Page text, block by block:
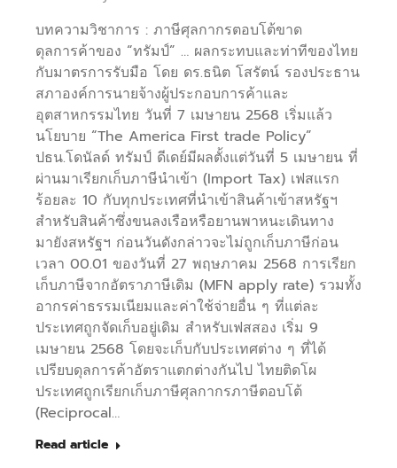
บทความวิชาการ : ภาษีศุลกากรตอบโต้ขาด
ดุลการค้าของ “ทรัมป์” … ผลกระทบและท่าทีของไทย
กับมาตรการรับมือ โดย ดร.ธนิต โสรัตน์ รองประธาน
สภาองค์การนายจ้างผู้ประกอบการค้าและ
อุตสาหกรรมไทย วันที่ 7 เมษายน 2568 เริ่มแล้ว
นโยบาย “The America First trade Policy”
ปธน.โดนัลด์ ทรัมป์ ดีเดย์มีผลตั้งแต่วันที่ 5 เมษายน ที่
ผ่านมาเรียกเก็บภาษีนำเข้า (Import Tax) เฟสแรก
ร้อยละ 10 กับทุกประเทศที่นำเข้าสินค้าเข้าสหรัฐฯ
สำหรับสินค้าซึ่งขนลงเรือหรือยานพาหนะเดินทาง
มายังสหรัฐฯ ก่อนวันดังกล่าวจะไม่ถูกเก็บภาษีก่อน
เวลา 00.01 ของวันที่ 27 พฤษภาคม 2568 การเรียก
เก็บภาษีจากอัตราภาษีเดิม (MFN apply rate) รวมทั้ง
อากรค่าธรรมเนียมและค่าใช้จ่ายอื่น ๆ ที่แต่ละ
ประเทศถูกจัดเก็บอยู่เดิม สำหรับเฟสสอง เริ่ม 9
เมษายน 2568 โดยจะเก็บกับประเทศต่าง ๆ ที่ได้
เปรียบดุลการค้าอัตราแตกต่างกันไป ไทยติดโผ
ประเทศถูกเรียกเก็บภาษีศุลกากรภาษีตอบโต้
(Reciprocal…
Read article